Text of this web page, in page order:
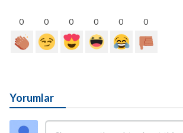
0 0 0 0 0 0
Yorumlar